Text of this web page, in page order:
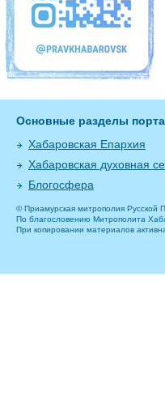
Основные разделы
Хабаровская Епархия
Хабаровская духовная
Блогосфера
© Приамурская митрополия Русской
По благословению Митрополита
При копировании материалов